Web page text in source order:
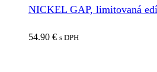
NICKEL GAP, limitovaná
54.90 € s DPH